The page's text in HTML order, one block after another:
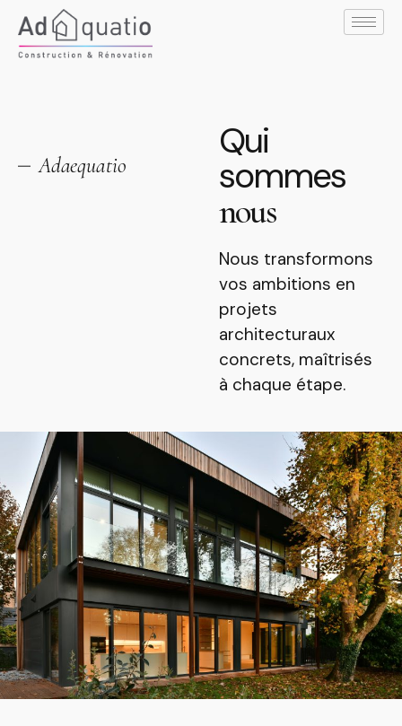
Adaequatio
Qui
sommes
nous
Nous transformons
vos ambitions en
projets
architecturaux
concrets, maîtrisés
à chaque étape.